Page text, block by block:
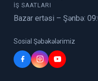
İŞ SAATLARI
Bazar ertəsi – Şənbə:
Sosial Şəbəkələrimiz